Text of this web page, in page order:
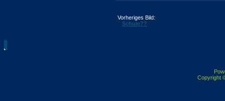
Vorheriges Bild:
Schule??
Copyright